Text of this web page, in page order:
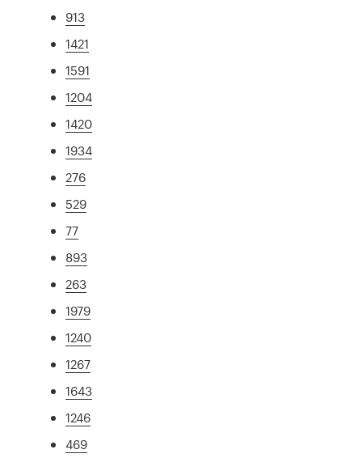
913
1421
1591
1204
1420
1934
276
529
77
893
263
1979
1240
1267
1643
1246
469